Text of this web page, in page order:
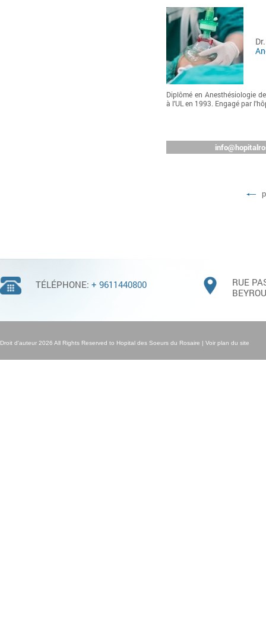
Diplômé en Anesthésiologie
à l'UL en 1993. Engagé par
TÉLÉPHONE: + 9611440800
RUE
Droit d'auteur 2026 All Rights Reserved to Hopital des Soeurs du Rosaire | Voir plan du site